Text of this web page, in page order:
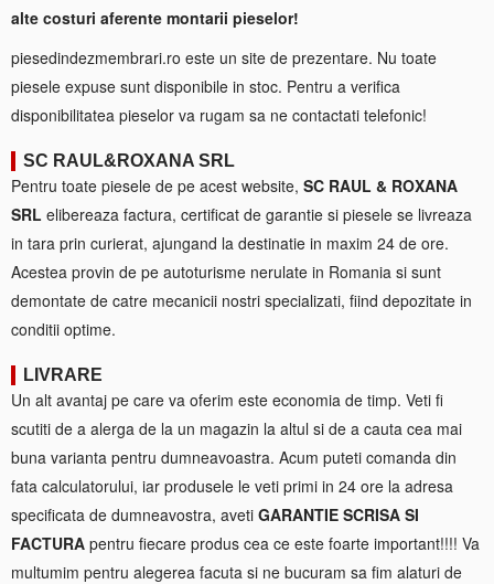
alte costuri aferente montarii pieselor!
piesedindezmembrari.ro este un site de prezentare. Nu toate
piesele expuse sunt disponibile in stoc. Pentru a verifica
disponibilitatea pieselor va rugam sa ne contactati telefonic!
SC RAUL&ROXANA SRL
Pentru toate piesele de pe acest website, SC RAUL & ROXANA
SRL elibereaza factura, certificat de garantie si piesele se livreaza
in tara prin curierat, ajungand la destinatie in maxim 24 de ore.
Acestea provin de pe autoturisme nerulate in Romania si sunt
demontate de catre mecanicii nostri specializati, fiind depozitate in
conditii optime.
LIVRARE
Un alt avantaj pe care va oferim este economia de timp. Veti fi
scutiti de a alerga de la un magazin la altul si de a cauta cea mai
buna varianta pentru dumneavoastra. Acum puteti comanda din
fata calculatorului, iar produsele le veti primi in 24 ore la adresa
specificata de dumneavostra, aveti GARANTIE SCRISA SI
FACTURA pentru fiecare produs cea ce este foarte important!!!! Va
multumim pentru alegerea facuta si ne bucuram sa fim alaturi de